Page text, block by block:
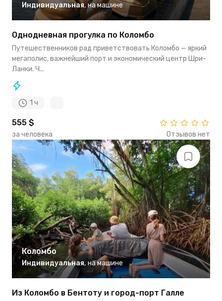
Индивидуальная, на машине
Однодневная прогулка по Коломбо
Путешественников рад приветствовать Коломбо — яркий
мегаполис, важнейший порт и экономический центр Шри-
Ланки. Ч...
1 ч
555 $
за человека Отзывов нет
Коломбо
Индивидуальная, на машине
Из Коломбо в Бентоту и город-порт Галле